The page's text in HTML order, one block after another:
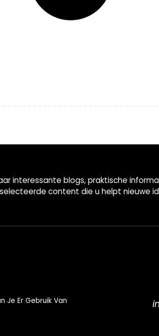
interessante blogs, praktische
content die u helpt nieuwe
Je Er Gebruik Van